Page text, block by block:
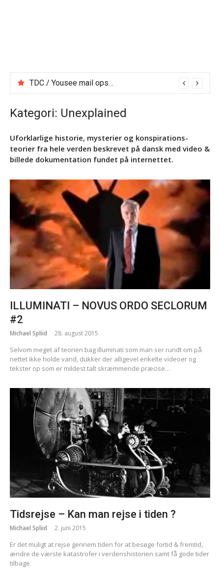
TDC / Yousee mail opsætning, pop3, smtp m.m.
Kategori: Unexplained
Uforklarlige historie, mysterier og konspirations-
teorier fra hele verden beskrevet på dansk med video &
billede dokumentation fundet på internettet.
ILLUMINATI – NOVUS ORDO SECLORUM
#2
Michael Spliid 28. august 2015
Selvom meget af teorien bag illuminati som man ser rundt om på
nettet ikke holde vand, dukker der alligevel enkelte videoer og
tekster op som er mildest talt skræmmende præcise…
Tidsrejse – Kan man rejse i tiden ?
Michael Spliid 2. juni 2015
Er det muligt at rejse gennem tiden for at besøge fortid & fremtid,
ændre de værste katastrofer i verdenshistorien samt få gode tider
tilbage